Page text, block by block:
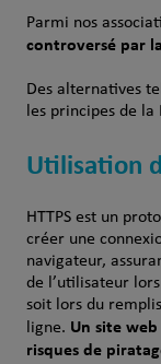
Parmi nos
controversé par
Des alternatives
les principes de
Utilisation
HTTPS est un
créer une
navigateur,
de l’utilisateur
soit lors du
ligne. Un site
risques de